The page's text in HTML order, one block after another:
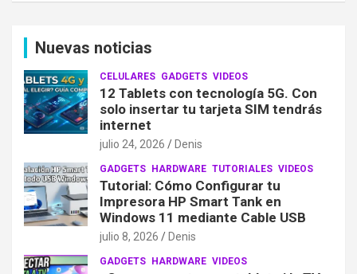
Nuevas noticias
CELULARES GADGETS VIDEOS
12 Tablets con tecnología 5G. Con
solo insertar tu tarjeta SIM tendrás
internet
julio 24, 2026 Denis
GADGETS HARDWARE TUTORIALES VIDEOS
Tutorial: Cómo Configurar tu
Impresora HP Smart Tank en
Windows 11 mediante Cable USB
julio 8, 2026 Denis
GADGETS HARDWARE VIDEOS